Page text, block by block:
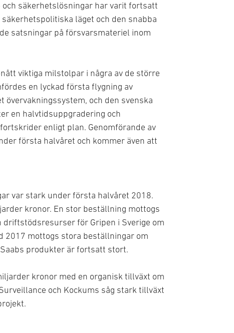
säkerhetslösningar har varit fortsatt
läget och den snabba
satsningar på försvarsmateriel inom
viktiga milstolpar i några av de större
en lyckad första flygning av
övervakningssystem, och den svenska
en halvtidsuppgradering och
enligt plan. Genomförande av
första halvåret och kommer även att
var stark under första halvåret 2018.
kronor. En stor beställning mottogs
för Gripen i Sverige om
2017 mottogs stora beställningar om
produkter är fortsatt stort.
kronor med en organisk tillväxt om
och Kockums såg stark tillväxt